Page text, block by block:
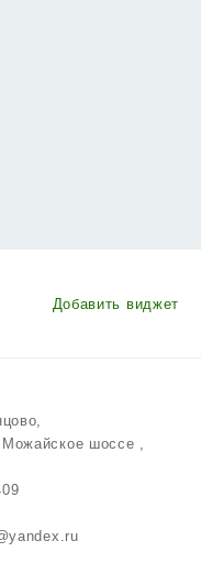
Добавить виджет
Можайское шоссе ,